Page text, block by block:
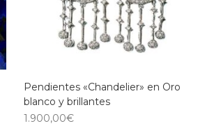
Pendientes «Chandelier» en Oro
blanco y brillantes
1.900,00€